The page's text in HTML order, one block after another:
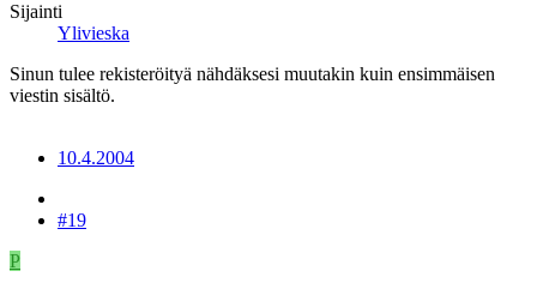
Sijainti
Ylivieska
Sinun tulee rekisteröityä nähdäksesi muutakin kuin ensimmäisen
viestin sisältö.
10.4.2004
#19
P